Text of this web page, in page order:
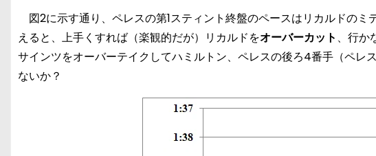
図2に示す通り、ペレスの第1スティント終盤のペースはリカルドの
えると、上手くすれば（楽観的だが）リカルドをオーバーカット 、行か
サインツをオーバーテイクしてハミルトン、ペレスの後ろ4番手（ペレ
ないか？